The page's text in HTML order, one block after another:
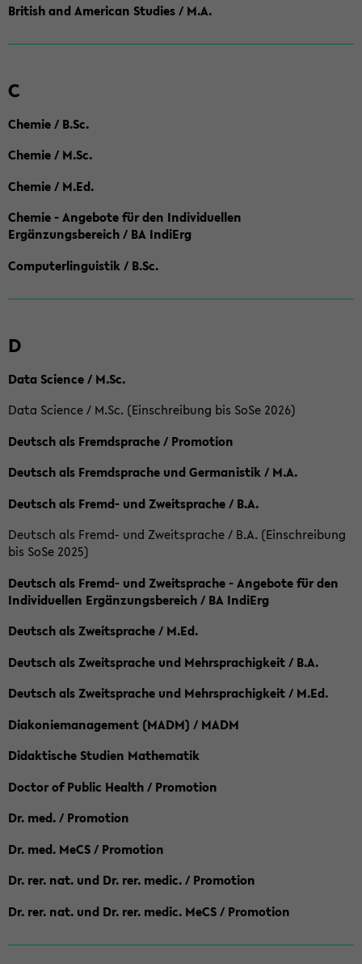
British and American Studies / M.A.
C
Chemie / B.Sc.
Chemie / M.Sc.
Chemie / M.Ed.
Chemie - Angebote für den Individuellen
Ergänzungsbereich / BA IndiErg
Computerlinguistik / B.Sc.
D
Data Science / M.Sc.
Data Science / M.Sc. (Einschreibung bis SoSe 2026)
Deutsch als Fremdsprache / Promotion
Deutsch als Fremdsprache und Germanistik / M.A.
Deutsch als Fremd- und Zweitsprache / B.A.
Deutsch als Fremd- und Zweitsprache / B.A. (Einschreibung
bis SoSe 2025)
Deutsch als Fremd- und Zweitsprache - Angebote für den
Individuellen Ergänzungsbereich / BA IndiErg
Deutsch als Zweitsprache / M.Ed.
Deutsch als Zweitsprache und Mehrsprachigkeit / B.A.
Deutsch als Zweitsprache und Mehrsprachigkeit / M.Ed.
Diakoniemanagement (MADM) / MADM
Didaktische Studien Mathematik
Doctor of Public Health / Promotion
Dr. med. / Promotion
Dr. med. MeCS / Promotion
Dr. rer. nat. und Dr. rer. medic. / Promotion
Dr. rer. nat. und Dr. rer. medic. MeCS / Promotion